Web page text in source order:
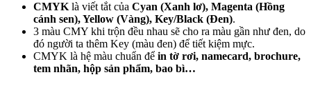
CMYK là viết tắt của Cyan (Xanh lơ), Magenta (Hồng
cánh sen), Yellow (Vàng), Key/Black (Đen).
3 màu CMY khi trộn đều nhau sẽ cho ra màu gần như đen, do
đó người ta thêm Key (màu đen) để tiết kiệm mực.
CMYK là hệ màu chuẩn để in tờ rơi, namecard, brochure,
tem nhãn, hộp sản phẩm, bao bì…